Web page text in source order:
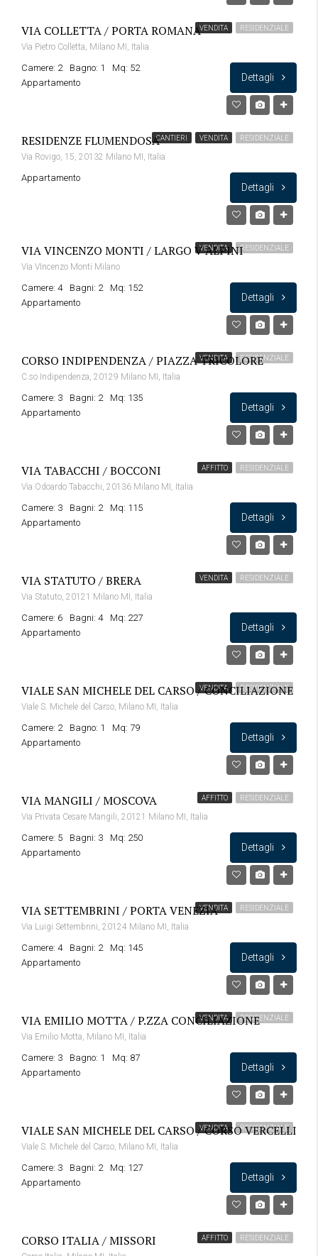
VENDITA RESIDENZIALE
VIA COLLETTA / PORTA ROMANA
Via Pietro Colletta, Milano MI, Italia
Camere: 2 Bagno: 1
Mq: 52
Appartamento
Dettagli
CANTIERI VENDITA RESIDENZIALE
RESIDENZE FLUMENDOSA
Via Rovigo, 15, 20132 Milano MI, Italia
Appartamento
Dettagli
VENDITA RESIDENZIALE
VIA VINCENZO MONTI / LARGO V ALPINI
Via VIncenzo Monti Milano
Camere: 4 Bagni: 2
Mq: 152
Appartamento
Dettagli
VENDITA RESIDENZIALE
CORSO INDIPENDENZA / PIAZZA TRICOLORE
C.so Indipendenza, 20129 Milano MI, Italia
Camere: 3 Bagni: 2
Mq: 135
Appartamento
Dettagli
AFFITTO RESIDENZIALE
VIA TABACCHI / BOCCONI
Via Odoardo Tabacchi, 20136 Milano MI, Italia
Camere: 3 Bagni: 2
Mq: 115
Appartamento
Dettagli
VENDITA RESIDENZIALE
VIA STATUTO / BRERA
Via Statuto, 20121 Milano MI, Italia
Camere: 6 Bagni: 4
Mq: 227
Appartamento
Dettagli
VENDITA RESIDENZIALE
VIALE SAN MICHELE DEL CARSO / CONCILIAZIONE
Viale S. Michele del Carso, Milano MI, Italia
Camere: 2 Bagno: 1
Mq: 79
Appartamento
Dettagli
AFFITTO RESIDENZIALE
VIA MANGILI / MOSCOVA
Via Privata Cesare Mangili, 20121 Milano MI, Italia
Camere: 5 Bagni: 3
Mq: 250
Appartamento
Dettagli
VENDITA RESIDENZIALE
VIA SETTEMBRINI / PORTA VENEZIA
Via Luigi Settembrini, 20124 Milano MI, Italia
Camere: 4 Bagni: 2
Mq: 145
Appartamento
Dettagli
VENDITA RESIDENZIALE
VIA EMILIO MOTTA / P.ZZA CONCILIAZIONE
Via Emilio Motta, Milano MI, Italia
Camere: 3 Bagno: 1
Mq: 87
Appartamento
Dettagli
VENDITA RESIDENZIALE
VIALE SAN MICHELE DEL CARSO / CORSO VERCELLI
Viale S. Michele del Carso, Milano MI, Italia
Camere: 3 Bagni: 2
Mq: 127
Appartamento
Dettagli
AFFITTO RESIDENZIALE
CORSO ITALIA / MISSORI